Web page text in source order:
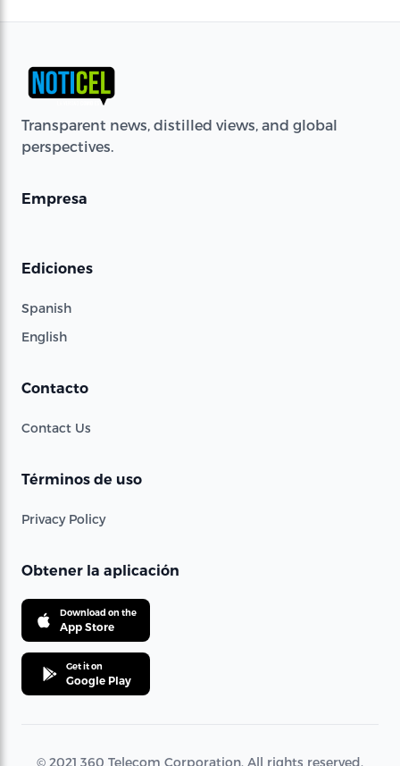
Transparent news, distilled views, and global
perspectives.
Empresa
Ediciones
Spanish
English
Contacto
Contact Us
Términos de uso
Privacy Policy
Obtener la aplicación
Download on the
App Store
Get it on
Google Play
© 2021 360 Telecom Corporation. All rights reserved.